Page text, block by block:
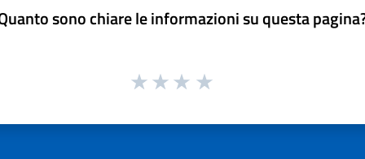
sono chiare le informazioni su questa